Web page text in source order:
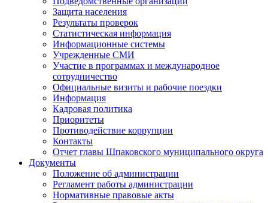
Защита населения
Результаты проверок
Статистическая информация
Информационные системы
Учрежденные СМИ
Участие в программах и международное
сотрудничество
Официальные визиты и рабочие поездки
Информация
Кадровая политика
Приоритеты
Противодействие коррупции
Контакты
Отчет главы Шпаковского муниципального округа
Документы
Положение об администрации
Регламент работы администрации
Нормативные правовые акты